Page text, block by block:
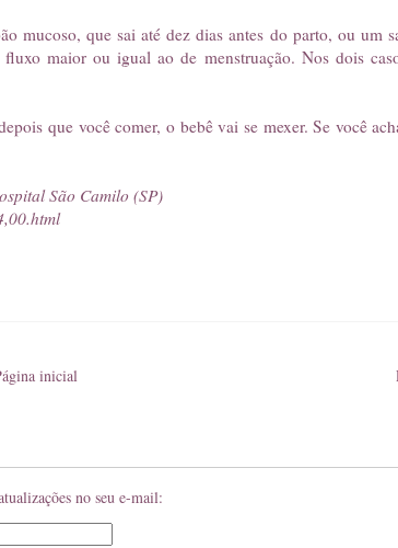
mucoso, que sai até dez dias antes do parto, ou um
maior ou igual ao de menstruação. Nos dois
que você comer, o bebê vai se mexer. Se você
São Camilo (SP)
inicial
no seu e-mail: